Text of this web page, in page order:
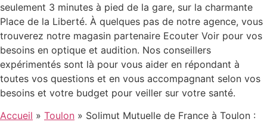
seulement 3 minutes à pied de la gare, sur la charmante
Place de la Liberté. À quelques pas de notre agence, vous
trouverez notre magasin partenaire Ecouter Voir pour vos
besoins en optique et audition. Nos conseillers
expérimentés sont là pour vous aider en répondant à
toutes vos questions et en vous accompagnant selon vos
besoins et votre budget pour veiller sur votre santé.
Accueil » Toulon » Solimut Mutuelle de France à Toulon :